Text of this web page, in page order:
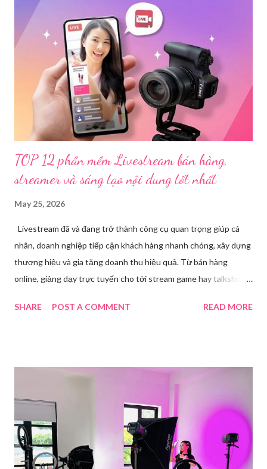
nhạy cảm, có dấu hiệu vi phạm pháp luật. Ngay sau khi tiếp
nhận, đơn vị đã nhanh chóng tổ chức xác minh, thu thập dữ liệu
để làm rõ. Kết quả điều tra ban đầu xác định, Triệu Thị Dung
(sinh năm 1994), trú tại xã Phủ Thông, tỉnh Thái Nguyên, cùng
một số đối tượng khác đã tham gia tổ chức livestream nội dung
đồi trụy nhằm mục đích thu lợi. Các đối tượng liên quan gồm
L.V.D (sinh ...
TOP 12 phần mềm Livestream bán hàng,
streamer và sáng tạo nội dung tốt nhất
May 25, 2026
Livestream đã và đang trở thành công cụ quan trọng giúp cá
nhân, doanh nghiệp tiếp cận khách hàng nhanh chóng, xây dựng
thương hiệu và gia tăng doanh thu hiệu quả. Từ bán hàng
online, giảng dạy trực tuyến cho tới stream game hay talkshow,
Trong bài viết dưới đây, chúng tôi sẽ giới thiệu chi tiết 12 công
mạng xã hội hoặc website theo thời gian thực. Để thực hiện
chuyên biệt giúp xử lý hình ảnh, âm thanh, hiệu ứng và kết nối ổn
định. Những công cụ hỗ trợ livestream chuyên biệt Hiện nay,
phần mềm Livestream không chỉ phục vụ streamer hay game thủ
mà còn là trợ thủ đắc lực cho nhà bán hàng online, giáo viên,
SHARE POST A COMMENT READ MORE